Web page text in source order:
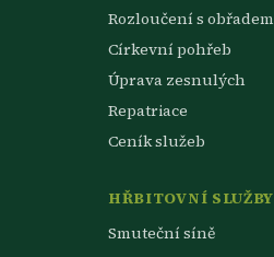
Rozloučení s obřadem
Církevní pohřeb
Úprava zesnulých
Repatriace
Ceník služeb
HŘBITOVNÍ SLUŽBY
Smuteční síně